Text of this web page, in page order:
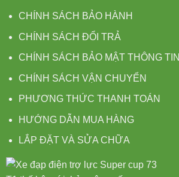
CHÍNH SÁCH BẢO HÀNH
CHÍNH SÁCH ĐỔI TRẢ
CHÍNH SÁCH BẢO MẬT THÔNG TIN
CHÍNH SÁCH VẬN CHUYỂN
PHƯƠNG THỨC THANH TOÁN
HƯỚNG DẪN MUA HÀNG
LẮP ĐẶT VÀ SỬA CHỮA